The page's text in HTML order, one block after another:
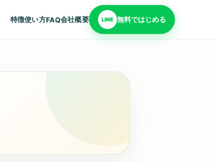
特徴使い方FAQ会社概要 LINE 無料ではじめる